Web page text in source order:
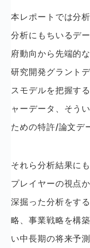
本レポートでは分
分析にもちいるデ
府動向から先端的
研究開発グラント
スモデルを把握す
ャーデータ、そう
ための特許/論文デ
それら分析結果に
プレイヤーの視点
深掘った分析をす
略、事業戦略を構
い中長期の将来予